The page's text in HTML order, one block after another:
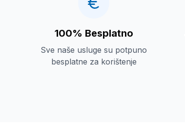
100% Besplatno
Sve naše usluge su potpuno
besplatne za korištenje